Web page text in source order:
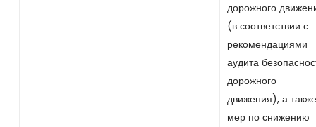
дорожного
(в соответствии с
рекомендациями
аудита
дорожного
движения), а также
мер по снижению